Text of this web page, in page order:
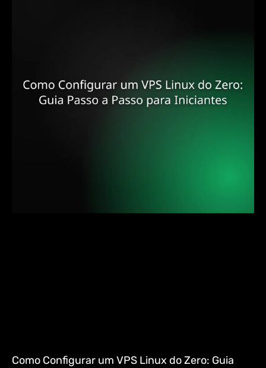
Como Configurar um VPS Linux do Zero: Guia